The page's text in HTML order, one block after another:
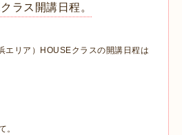
ラス開講日程。
エリア）HOUSEクラスの開講日程は
。